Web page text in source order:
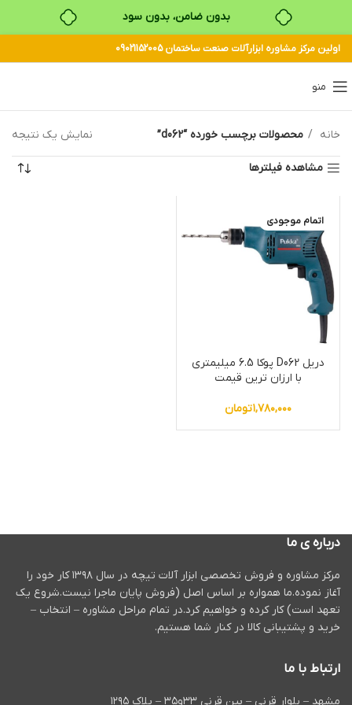
بدون ضامن، بدون سود
خرید قسطی با ترب‌پی
اولین مرکز مشاوره ابزارآلات صنعت ساختمان 09021152005
منو
خانه محصولات برچسب خورده “d062” نمایش یک نتیجه
مشاهده فیلترها
اتمام موجودی
دریل D062 پوکا 6.5 میلیمتری
با ارزان ترین قیمت
۱,۷۸۰,۰۰۰تومان
درباره ی ما
مرکز مشاوره و فروش تخصصی ابزار آلات تیچه در سال ۱۳۹۸ کار خود را
آغاز نموده.ما همواره بر اساس اصل (فروش پایان ماجرا نیست.شروع یک
تعهد است) کار کرده و خواهیم کرد.در تمام مراحل مشاوره – انتخاب –
خرید و پشتیبانی کالا در کنار شما هستیم.
ارتباط با ما
مشهد – بلوار قرنی – بین قرنی ۳۳و۳۵ – پلاک ۱۲۹۵